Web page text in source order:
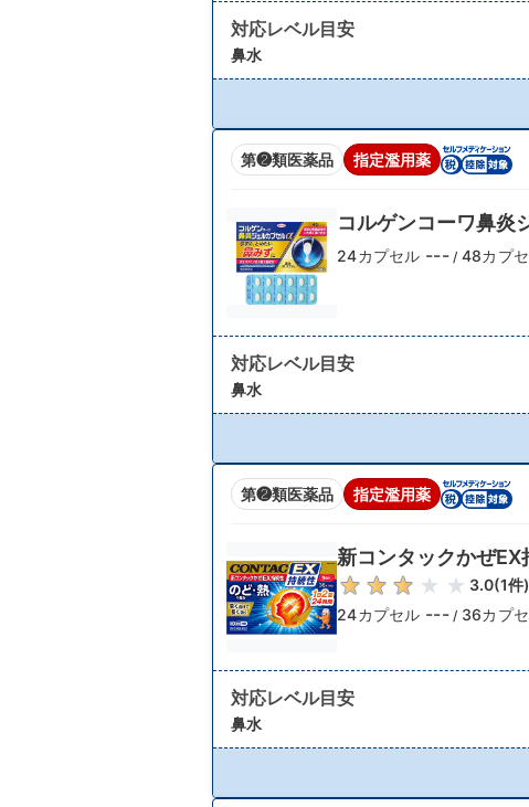
対応レベル目安
鼻水
第❷類医薬品 指定濫用薬
コルゲンコーワ鼻炎
24カプセル --- / 48カプ
対応レベル目安
鼻水
第❷類医薬品 指定濫用薬
新コンタックかぜEX
3.0(1件)
24カプセル --- / 36カプ
対応レベル目安
鼻水